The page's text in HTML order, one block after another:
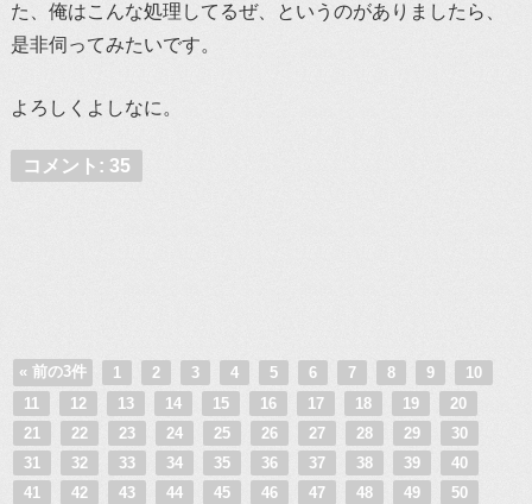
た、俺はこんな処理してるぜ、というのがありましたら、
是非伺ってみたいです。
よろしくよしなに。
コメント: 35
« 前の3件 1 2 3 4 5 6 7 8 9
10
11
12 13 14 15 16 17 18 19
20
21
22 23 24 25 26 27 28 29
30
31
32 33 34 35 36 37 38 39
40
41
42 43 44 45 46 47 48 49
50